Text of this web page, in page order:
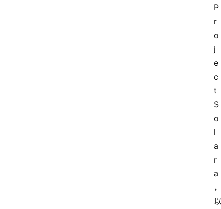
P
r
o
j
e
c
t
S
o
l
a
r
a
，
以